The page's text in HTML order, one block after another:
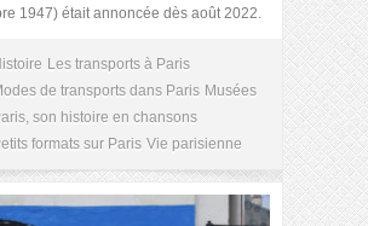
1947) était annoncée dès août 2022.
Les transports à Paris
de transports dans Paris Musées
son histoire en chansons
formats sur Paris Vie parisienne